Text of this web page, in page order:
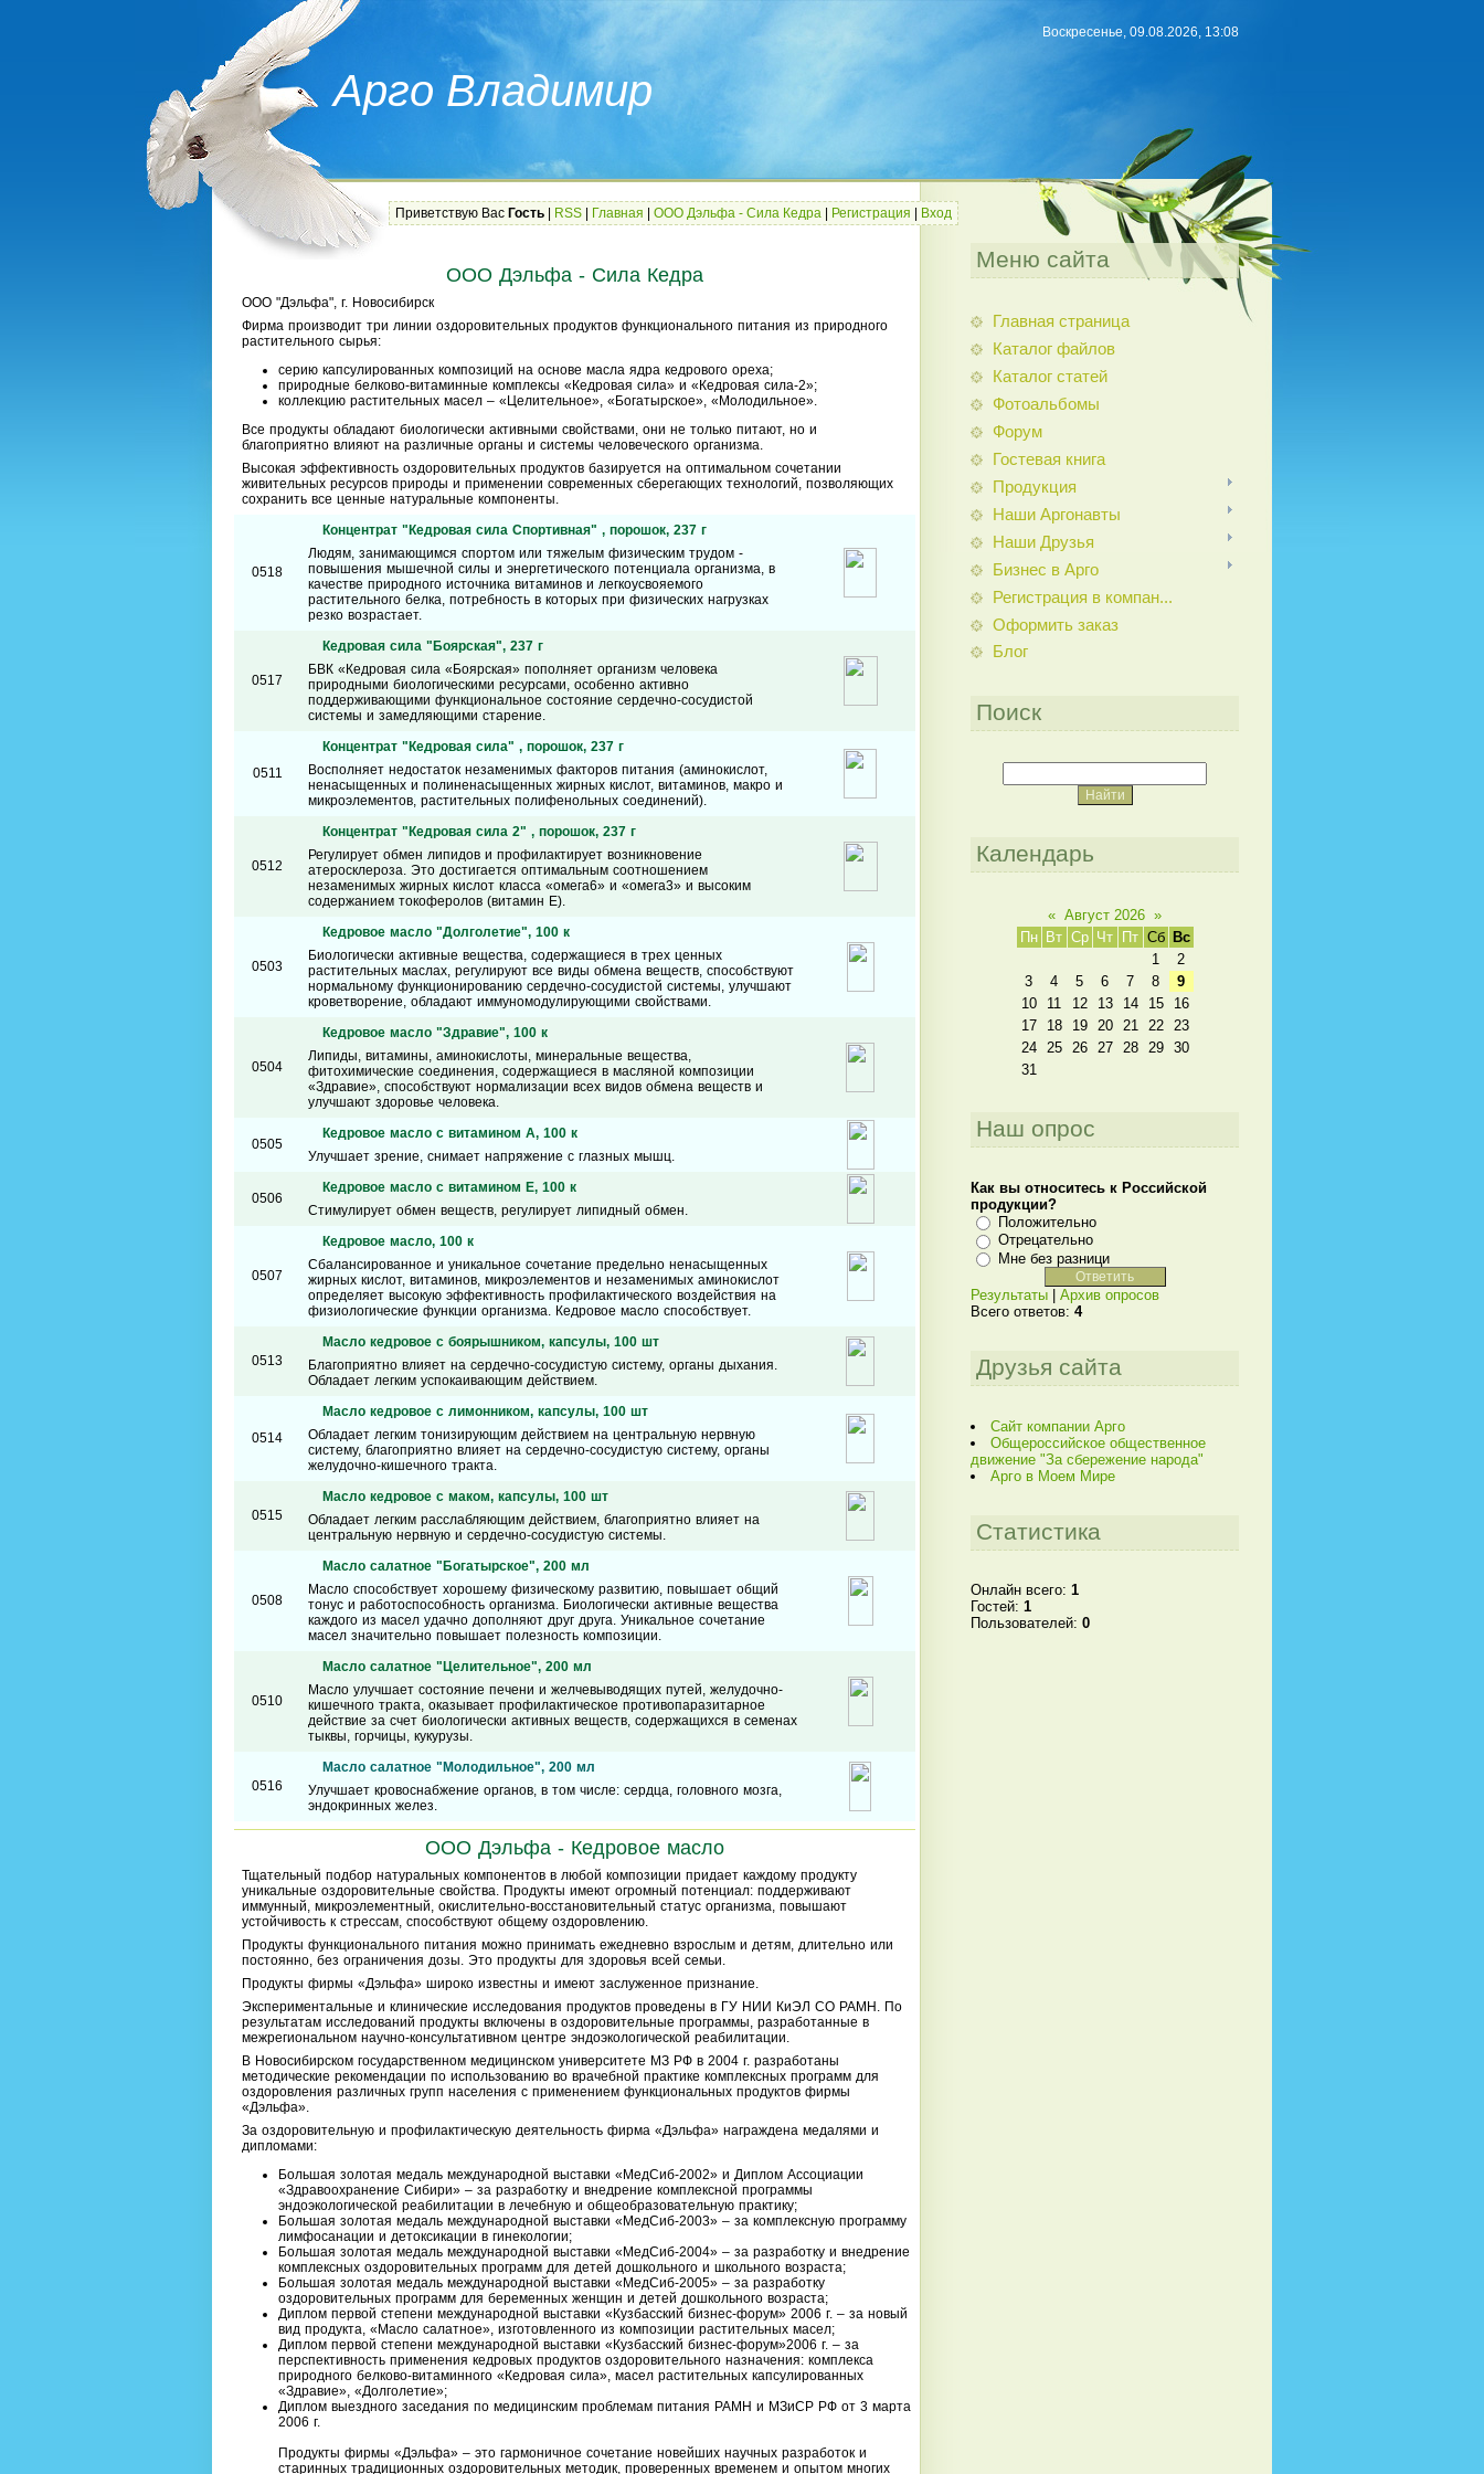
Арго Владимир
Воскресенье, 09.08.2026, 13:08
Приветствую Вас Гость RSS Главная ООО Дэльфа - Сила Кедра Регистрация Вход
ООО Дэльфа - Сила Кедра
ООО "Дэльфа", г. Новосибирск
Фирма производит три линии оздоровительных продуктов функционального питания из природного
растительного сырья:
серию капсулированных композиций на основе масла ядра кедрового ореха;
природные белково-витаминные комплексы «Кедровая сила» и «Кедровая сила-2»;
коллекцию растительных масел – «Целительное», «Богатырское», «Молодильное».
Все продукты обладают биологически активными свойствами, они не только питают, но и
благоприятно влияют на различные органы и системы человеческого организма.
Высокая эффективность оздоровительных продуктов базируется на оптимальном сочетании
живительных ресурсов природы и применении современных сберегающих технологий, позволяющих
сохранить все ценные натуральные компоненты.
0518
Концентрат "Кедровая сила Спортивная" , порошок, 237 г
Людям, занимающимся спортом или тяжелым физическим трудом -
повышения мышечной силы и энергетического потенциала организма, в
качестве природного источника витаминов и легкоусвояемого
растительного белка, потребность в которых при физических нагрузках
резко возрастает.
0517
Кедровая сила "Боярская", 237 г
БВК «Кедровая сила «Боярская» пополняет организм человека
природными биологическими ресурсами, особенно активно
поддерживающими функциональное состояние сердечно-сосудистой
системы и замедляющими старение.
0511
Концентрат "Кедровая сила" , порошок, 237 г
Восполняет недостаток незаменимых факторов питания (аминокислот,
ненасыщенных и полиненасыщенных жирных кислот, витаминов, макро­ и
микроэлементов, растительных полифенольных соединений).
0512
Концентрат "Кедровая сила 2" , порошок, 237 г
Регулирует обмен липидов и профилактирует возникновение
атеросклероза. Это достигается оптимальным соотношением
незаменимых жирных кислот класса «омега6» и «омега3» и высоким
содержанием токоферолов (витамин Е).
0503
Кедровое масло "Долголетие", 100 к
Биологически активные вещества, содержащиеся в трех ценных
растительных маслах, регулируют все виды обмена веществ, способствуют
нормальному функционированию сердечно-сосудистой системы, улучшают
кроветворение, обладают иммуномодулирующими свойствами.
0504
Кедровое масло "Здравие", 100 к
Липиды, витамины, аминокислоты, минеральные вещества,
фитохимические соединения, содержащиеся в масляной композиции
«Здравие», способствуют нормализации всех видов обмена веществ и
улучшают здоровье человека.
0505
Кедровое масло с витамином А, 100 к
Улучшает зрение, снимает напряжение с глазных мышц.
0506
Кедровое масло с витамином Е, 100 к
Cтимулирует обмен веществ, регулирует липидный обмен.
0507
Кедровое масло, 100 к
Сбалансированное и уникальное сочетание предельно ненасыщенных
жирных кислот, витаминов, микроэлементов и незаменимых аминокислот
определяет высокую эффективность профилактического воздействия на
физиологические функции организма. Кедровое масло способствует.
0513
Масло кедровое с боярышником, капсулы, 100 шт
Благоприятно влияет на сердечно-сосудистую систему, органы дыхания.
Обладает легким успокаивающим действием.
0514
Масло кедровое с лимонником, капсулы, 100 шт
Обладает легким тонизирующим действием на центральную нервную
систему, благоприятно влияет на сердечно-сосудистую систему, органы
желудочно-кишечного тракта.
0515
Масло кедровое с маком, капсулы, 100 шт
Обладает легким расслабляющим действием, благоприятно влияет на
центральную нервную и сердечно-сосудистую системы.
0508
Масло салатное "Богатырское", 200 мл
Масло способствует хорошему физическому развитию, повышает общий
тонус и работоспособность организма. Биологически активные вещества
каждого из масел удачно дополняют друг друга. Уникальное сочетание
масел значительно повышает полезность композиции.
0510
Масло салатное "Целительное", 200 мл
Масло улучшает состояние печени и желчевыводящих путей, желудочно­
кишечного тракта, оказывает профилактическое противопаразитарное
действие за счет биологически активных веществ, содержащихся в семенах
тыквы, горчицы, кукурузы.
0516
Масло салатное "Молодильное", 200 мл
Улучшает кровоснабжение органов, в том числе: сердца, головного мозга,
эндокринных желез.
ООО Дэльфа - Кедровое масло
Тщательный подбор натуральных компонентов в любой композиции придает каждому продукту
уникальные оздоровительные свойства. Продукты имеют огромный потенциал: поддерживают
иммунный, микроэлементный, окислительно-восстановительный статус организма, повышают
устойчивость к стрессам, способствуют общему оздоровлению.
Продукты функционального питания можно принимать ежедневно взрослым и детям, длительно или
постоянно, без ограничения дозы. Это продукты для здоровья всей семьи.
Продукты фирмы «Дэльфа» широко известны и имеют заслуженное признание.
Экспериментальные и клинические исследования продуктов проведены в ГУ НИИ КиЭЛ СО РАМН. По
результатам исследований продукты включены в оздоровительные программы, разработанные в
межрегиональном научно-консультативном центре эндоэкологической реабилитации.
В Новосибирском государственном медицинском университете МЗ РФ в 2004 г. разработаны
методические рекомендации по использованию во врачебной практике комплексных программ для
оздоровления различных групп населения с применением функциональных продуктов фирмы
«Дэльфа».
За оздоровительную и профилактическую деятельность фирма «Дэльфа» награждена медалями и
дипломами:
Большая золотая медаль международной выставки «МедСиб-2002» и Диплом Ассоциации
«Здравоохранение Сибири» – за разработку и внедрение комплексной программы
эндоэкологической реабилитации в лечебную и общеобразовательную практику;
Большая золотая медаль международной выставки «МедСиб-2003» – за комплексную программу
лимфосанации и детоксикации в гинекологии;
Большая золотая медаль международной выставки «МедСиб-2004» – за разработку и внедрение
комплексных оздоровительных программ для детей дошкольного и школьного возраста;
Большая золотая медаль международной выставки «МедСиб-2005» – за разработку
оздоровительных программ для беременных женщин и детей дошкольного возраста;
Диплом первой степени международной выставки «Кузбасский бизнес-форум» 2006 г. – за новый
вид продукта, «Масло салатное», изготовленного из композиции растительных масел;
Диплом первой степени международной выставки «Кузбасский бизнес-форум»2006 г. – за
перспективность применения кедровых продуктов оздоровительного назначения: комплекса
природного белково-витаминного «Кедровая сила», масел растительных капсулированных
«Здравие», «Долголетие»;
Диплом выездного заседания по медицинским проблемам питания РАМН и МЗиСР РФ от 3 марта
2006 г.
Продукты фирмы «Дэльфа» – это гармоничное сочетание новейших научных разработок и
старинных традиционных оздоровительных методик, проверенных временем и опытом многих
Меню сайта
Главная страница
Каталог файлов
Каталог статей
Фотоальбомы
Форум
Гостевая книга
Продукция
Наши Аргонавты
Наши Друзья
Бизнес в Арго
Регистрация в компан...
Оформить заказ
Блог
Поиск
Календарь
« Август 2026 »
Пн
Вт Ср Чт Пт Сб
Вс
1
2
3
4 5 6 7 8
9
10
11 12 13 14 15
16
17
18 19 20 21 22
23
24
25 26 27 28 29
30
31
Наш опрос
Как вы относитесь к Российской
продукции?
Положительно
Отрецательно
Мне без разници
Результаты
Архив опросов
Всего ответов: 4
Друзья сайта
Сайт компании Арго
Общероссийское общественное
движение "За сбережение народа"
Арго в Моем Мире
Статистика
Онлайн всего: 1
Гостей: 1
Пользователей: 0